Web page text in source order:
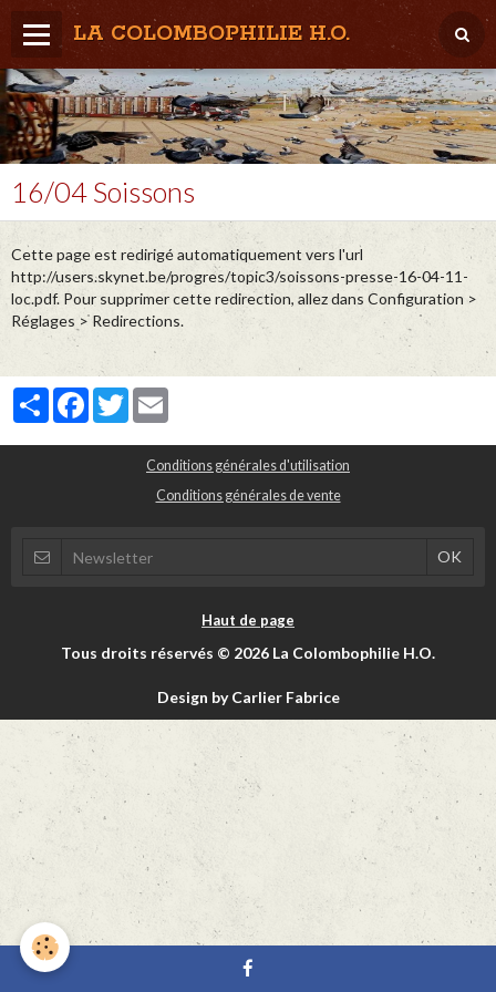
LA COLOMBOPHILIE H.O.
Home
Météo / Het weer
Lâcher / Los
Result. clubs, Provincial, (Inter)National
RFCB / KBDB
16/04 Soissons
Cette page est redirigé automatiquement vers l'url
http://users.skynet.be/progres/topic3/soissons-presse-16-04-11-
loc.pdf. Pour supprimer cette redirection, allez dans Configuration >
Réglages > Redirections.
PartagerFacebook
Twitter
Conditions générales d'utilisation
Conditions générales de vente
Haut de page
Tous droits réservés © 2026 La Colombophilie H.O.
Design by Carlier Fabrice